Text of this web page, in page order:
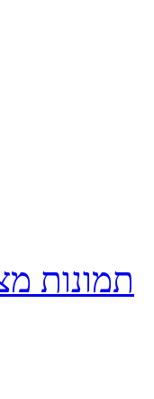
תמונות